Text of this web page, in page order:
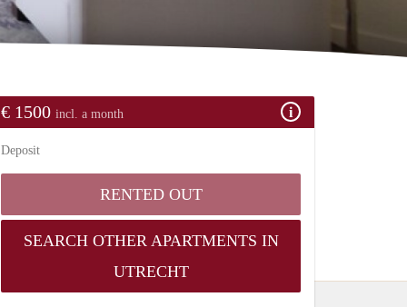
€ 1500 incl. a month
Deposit
RENTED OUT
SEARCH OTHER APARTMENTS IN
UTRECHT